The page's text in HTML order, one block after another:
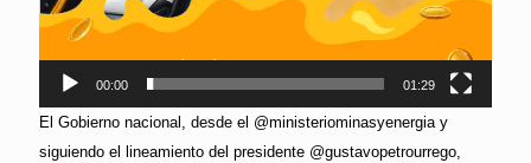
00:00 01:29
El Gobierno nacional, desde el @ministeriominasyenergia y
siguiendo el lineamiento del presidente @gustavopetrourrego,